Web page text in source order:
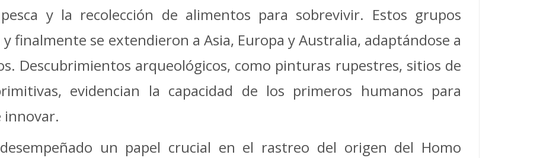
y la recolección de alimentos para sobrevivir. Estos grupos
finalmente se extendieron a Asia, Europa y Australia, adaptándose a
Descubrimientos arqueológicos, como pinturas rupestres, sitios de
evidencian la capacidad de los primeros humanos para
innovar.
un papel crucial en el rastreo del origen del Homo